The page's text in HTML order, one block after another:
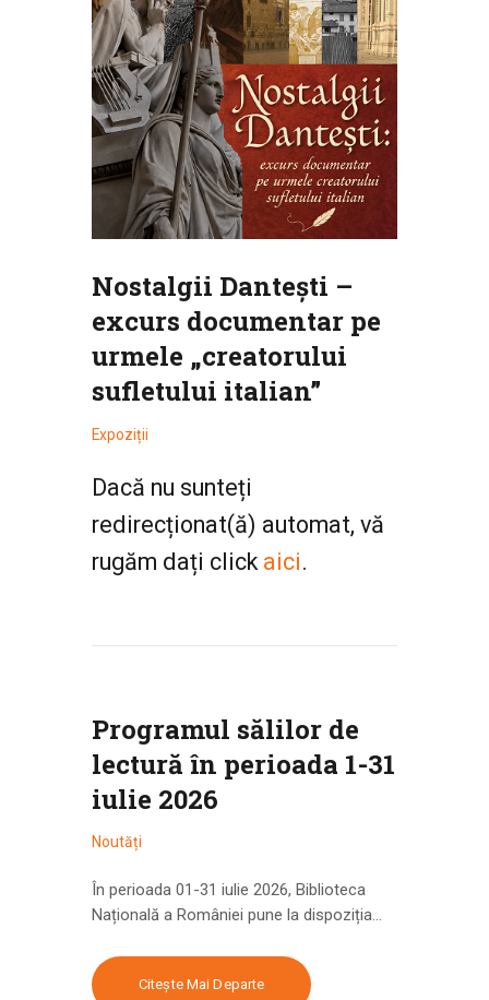
Nostalgii Dantești –
excurs documentar pe
urmele „creatorului
sufletului italian”
Expoziții
Dacă nu sunteți
redirecționat(ă) automat, vă
rugăm dați click aici.
Programul sălilor de
lectură în perioada 1-31
iulie 2026
Noutăți
În perioada 01-31 iulie 2026, Biblioteca
Națională a României pune la dispoziția…
Citește Mai Departe